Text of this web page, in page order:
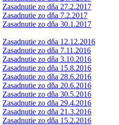
Zasadnutie zo dňa 27.2.2017
Zasadnutie zo dňa 7.2.2017
Zasadnutie zo dňa 30.1.2017
Zasadnutie zo dňa 12.12.2016
Zasadnutie zo dňa 7.11.2016
Zasadnutie zo dňa 3.10.2016
Zasadnutie zo dňa 15.8.2016
Zasadnutie zo dňa 28.6.2016
Zasadnutie zo dňa 20.6.2016
Zasadnutie zo dňa 30.5.2016
Zasadnutie zo dňa 29.4.2016
Zasadnutie zo dňa 21.3.2016
Zasadnutie zo dňa 15.2.2016